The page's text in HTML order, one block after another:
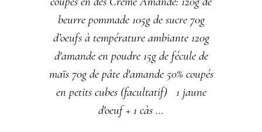
beurre pommade 105g de sucre 70g
d’oeufs à température ambiante 120g
d'amande en poudre 15g de fécule de
maïs 70g de pâte d'amande 50% coupés
en petits cubes (facultatif) 1 jaune
d'oeuf + 1 càs